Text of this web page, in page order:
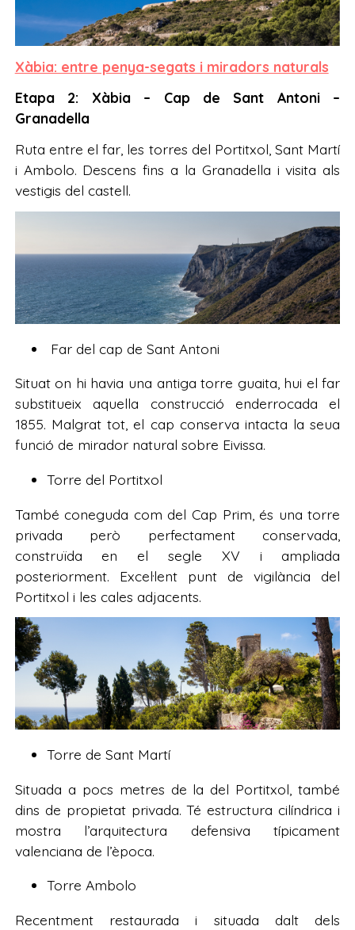
Xàbia: entre penya-segats i miradors naturals
Etapa 2: Xàbia – Cap de Sant Antoni –
Granadella
Ruta entre el far, les torres del Portitxol, Sant Martí
i Ambolo. Descens fins a la Granadella i visita als
vestigis del castell.
Far del cap de Sant Antoni
Situat on hi havia una antiga torre guaita, hui el far
substitueix aquella construcció enderrocada el
1855. Malgrat tot, el cap conserva intacta la seua
funció de mirador natural sobre Eivissa.
Torre del Portitxol
També coneguda com del Cap Prim, és una torre
privada però perfectament conservada,
construïda en el segle XV i ampliada
posteriorment. Excel·lent punt de vigilància del
Portitxol i les cales adjacents.
Torre de Sant Martí
Situada a pocs metres de la del Portitxol, també
dins de propietat privada. Té estructura cilíndrica i
mostra l’arquitectura defensiva típicament
valenciana de l’època.
Torre Ambolo
Recentment restaurada i situada dalt dels